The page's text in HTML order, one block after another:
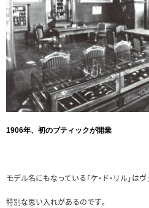
1906年、初のブティックが開業
モデル名にもなっている「ケ・ド・リル」
特別な思い入れがあるのです。